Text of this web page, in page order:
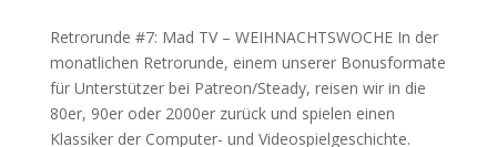
Retrorunde #7: Mad TV – WEIHNACHTSWOCHE In der
monatlichen Retrorunde, einem unserer Bonusformate
für Unterstützer bei Patreon/Steady, reisen wir in die
80er, 90er oder 2000er zurück und spielen einen
Klassiker der Computer- und Videospielgeschichte.